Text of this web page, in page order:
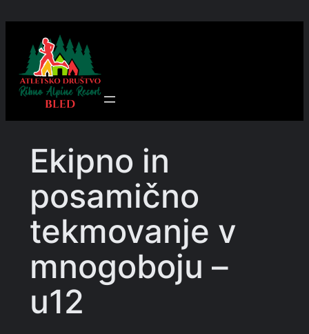
vsebino
Ekipno in
posamično
tekmovanje v
mnogoboju –
u12